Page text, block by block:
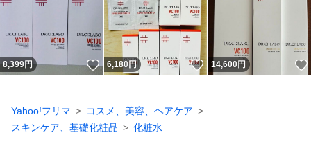
8,399円 いいね！
6,180円 いいね！
14,600円
Yahoo!フリマ
コスメ、美容、ヘアケア
スキンケア、基礎化粧品
化粧水